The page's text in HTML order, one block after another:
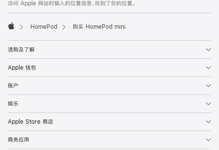
访问 Apple 网站时输入的位置信息，找到了你的位置。
HomePod 购买 HomePod mini
选购及了解
Apple 钱包
账户
娱乐
Apple Store 商店
商务应用